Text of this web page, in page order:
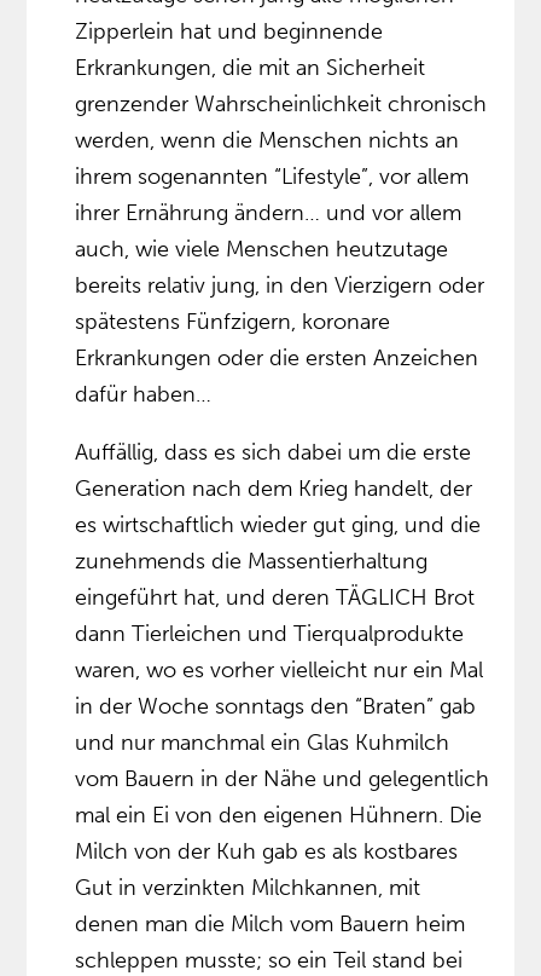
Zipperlein hat und beginnende
Erkrankungen, die mit an Sicherheit
grenzender Wahrscheinlichkeit chronisch
werden, wenn die Menschen nichts an
ihrem sogenannten “Lifestyle”, vor allem
ihrer Ernährung ändern… und vor allem
auch, wie viele Menschen heutzutage
bereits relativ jung, in den Vierzigern oder
spätestens Fünfzigern, koronare
Erkrankungen oder die ersten Anzeichen
dafür haben…
Auffällig, dass es sich dabei um die erste
Generation nach dem Krieg handelt, der
es wirtschaftlich wieder gut ging, und die
zunehmends die Massentierhaltung
eingeführt hat, und deren TÄGLICH Brot
dann Tierleichen und Tierqualprodukte
waren, wo es vorher vielleicht nur ein Mal
in der Woche sonntags den “Braten” gab
und nur manchmal ein Glas Kuhmilch
vom Bauern in der Nähe und gelegentlich
mal ein Ei von den eigenen Hühnern. Die
Milch von der Kuh gab es als kostbares
Gut in verzinkten Milchkannen, mit
denen man die Milch vom Bauern heim
schleppen musste; so ein Teil stand bei